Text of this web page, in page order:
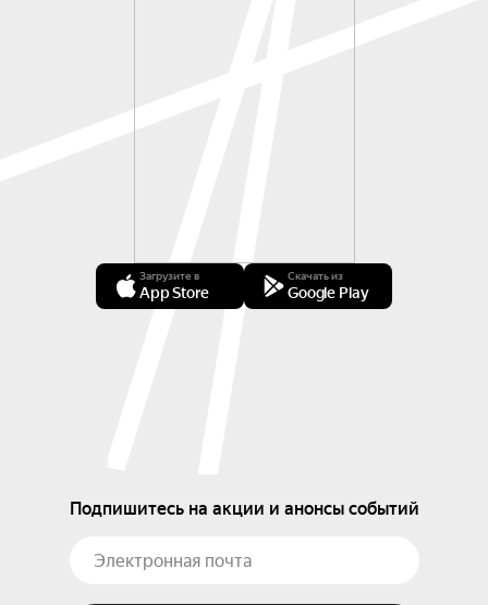
Загрузите в
App Store
Скачать из
Google Play
Подпишитесь на акции и анонсы событий